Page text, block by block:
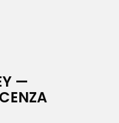
—